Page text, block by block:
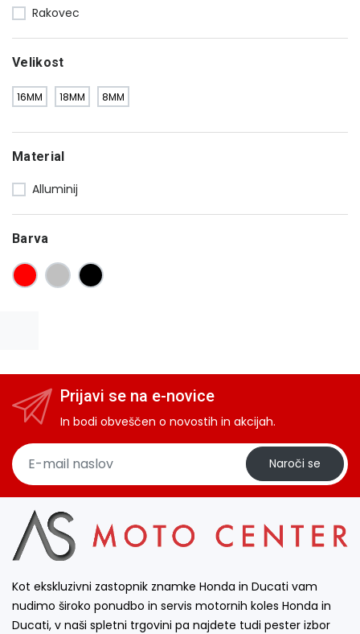
Rakovec
Velikost
16MM 18MM 8MM
Material
Alluminij
Barva
Prijavi se na e-novice
In bodi obveščen o novostih in akcijah.
Naroči se
Kot ekskluzivni zastopnik znamke Honda in Ducati vam
nudimo široko ponudbo in servis motornih koles Honda in
Ducati, v naši spletni trgovini pa najdete tudi pester izbor